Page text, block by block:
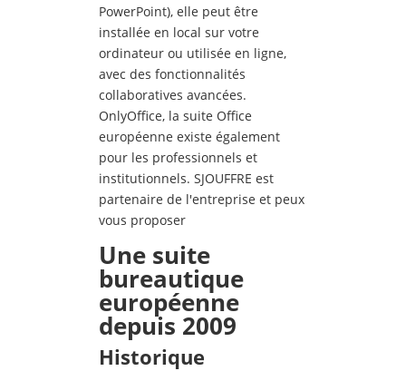
PowerPoint), elle peut être
installée en local sur votre
ordinateur ou utilisée en ligne,
avec des fonctionnalités
collaboratives avancées.
OnlyOffice, la suite Office
européenne existe également
pour les professionnels et
institutionnels. SJOUFFRE est
partenaire de l'entreprise et peux
vous proposer
Une suite
bureautique
européenne
depuis 2009
Historique